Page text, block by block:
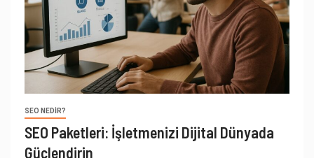
SEO NEDIR?
SEO Paketleri: İşletmenizi Dijital Dünyada
Güçlendirin